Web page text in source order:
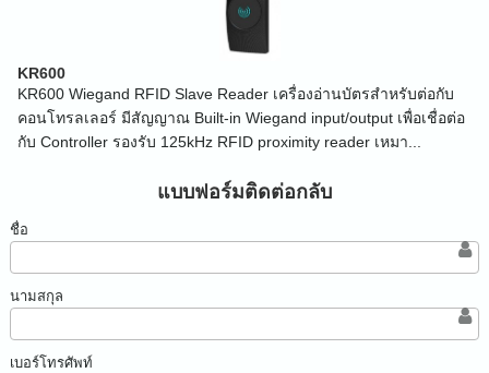
KR600
KR600 Wiegand RFID Slave Reader เครื่องอ่านบัตรสำหรับต่อกับ
คอนโทรลเลอร์ มีสัญญาณ Built-in Wiegand input/output เพื่อเชื่อต่อ
กับ Controller รองรับ 125kHz RFID proximity reader เหมา...
แบบฟอร์มติดต่อกลับ
ชื่อ
นามสกุล
เบอร์โทรศัพท์